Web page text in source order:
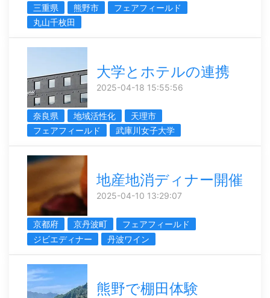
三重県 熊野市
フェアフィールド
丸山千枚田
大学とホテルの連携
2025-04-18 15:55:56
奈良県 地域活性化
天理市
フェアフィールド
武庫川女子大学
地産地消ディナー開催
2025-04-10 13:29:07
京都府 京丹波町
フェアフィールド
ジビエディナー
丹波ワイン
熊野で棚田体験